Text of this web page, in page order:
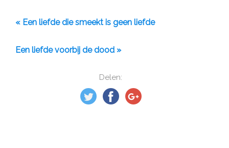
Delen:
« Een liefde die smeekt is geen liefde
Een liefde voorbij de dood »